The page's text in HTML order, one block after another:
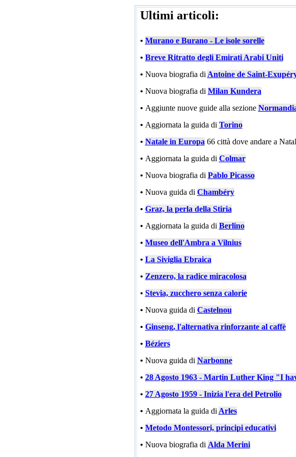
Ultimi articoli:
• Murano e Burano - Le isole sorelle
• Breve Ritratto degli Emirati Arabi Uniti
• Nuova biografia di Antoine de Saint-
• Nuova biografia di Milan Kundera
• Aggiunte nuove guide alla sezione
• Aggiornata la guida di Torino
• Natale in Europa 66 città dove andare a
• Aggiornata la guida di Colmar
• Nuova biografia di Pablo Picasso
• Nuova guida di Chambéry
• Graz, la perla della Stiria
• Aggiornata la guida di Berlino
• Museo dell'Ambra a Vilnius
• La Siviglia Ebraica
• Zenzero, la radice miracolosa
• Stevia, zucchero senza calorie
• Nuova guida di Castelnou
• Ginseng, l'alternativa rinforzante al caffè
• Béziers
• Nuova guida di Narbonne
• 28 Agosto 1963 - Martin Luther King "I
• 27 Agosto 1959 - Inizia l'era del Petrolio
• Aggiornata la guida di Arles
• Metodo Montessori, principi educativi
• Nuova biografia di Alda Merini